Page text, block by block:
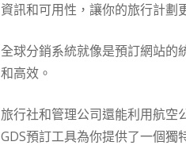
資訊和可用性，讓你的旅行計劃
全球分銷系統就像是預訂網站的
和高效。
旅行社和管理公司還能利用航空
GDS預訂工具為你提供了一個獨